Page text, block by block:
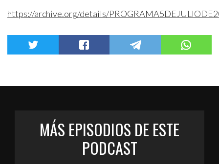
https://archive.org/details/
MÁS EPISODIOS DE ESTE
PODCAST